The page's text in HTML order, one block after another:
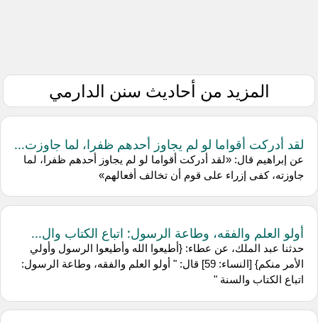
المزيد من أحاديث سنن الدارمي
لقد أدركت أقواما لو لم يجاوز أحدهم ظفرا، لما جاوزت...
عن إبراهيم قال: «لقد أدركت أقواما لو لم يجاوز أحدهم ظفرا، لما
جاوزته، كفى إزراء على قوم أن تخالف أفعالهم»
أولو العلم والفقه، وطاعة الرسول: اتباع الكتاب وال...
حدثنا عبد الملك، عن عطاء: {أطيعوا الله وأطيعوا الرسول وأولي
الأمر منكم} [النساء: 59] قال: " أولو العلم والفقه، وطاعة الرسول:
اتباع الكتاب والسنة "